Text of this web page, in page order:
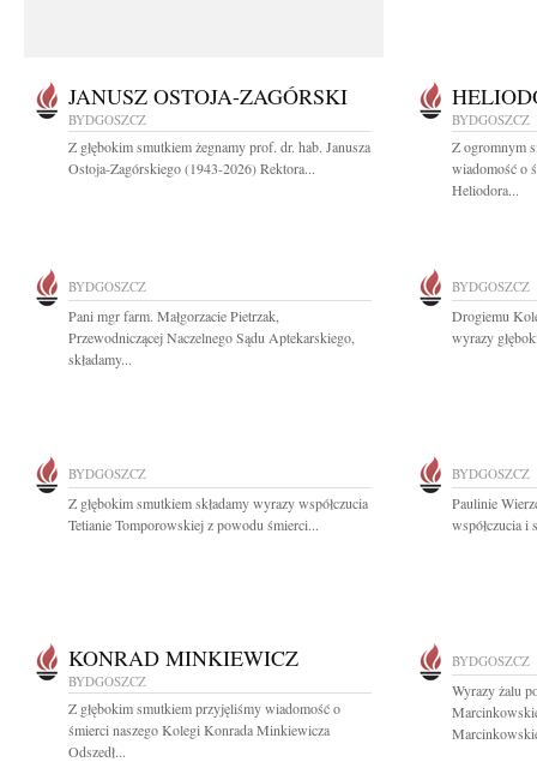
JANUSZ OSTOJA-ZAGÓRSKI
BYDGOSZCZ
Z głębokim smutkiem żegnamy prof. dr. hab. Janusza
Ostoja-Zagórskiego (1943-2026) Rektora...
BYDGOSZCZ
Z ogromnym
wiadomość o
Heliodora...
BYDGOSZCZ
Pani mgr farm. Małgorzacie Pietrzak,
Przewodniczącej Naczelnego Sądu Aptekarskiego,
składamy...
BYDGOSZCZ
Drogiemu
wyrazy
BYDGOSZCZ
Z głębokim smutkiem składamy wyrazy współczucia
Tetianie Tomporowskiej z powodu śmierci...
BYDGOSZCZ
Paulinie
współczucia i
KONRAD MINKIEWICZ
BYDGOSZCZ
Z głębokim smutkiem przyjęliśmy wiadomość o
śmierci naszego Kolegi Konrada Minkiewicza
Odszedł...
BYDGOSZCZ
Wyrazy żalu